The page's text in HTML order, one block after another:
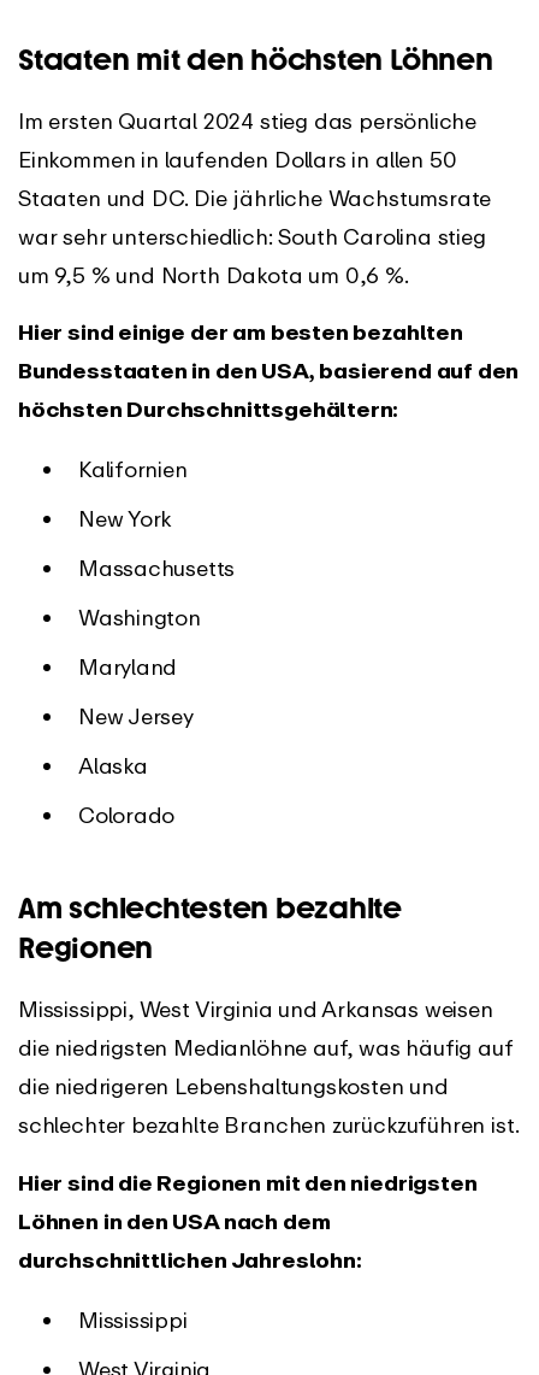
Staaten mit den höchsten Löhnen
Im ersten Quartal 2024 stieg das persönliche
Einkommen in laufenden Dollars in allen 50
Staaten und DC. Die jährliche Wachstumsrate
war sehr unterschiedlich: South Carolina stieg
um 9,5 % und North Dakota um 0,6 %.
Hier sind einige der am besten bezahlten
Bundesstaaten in den USA, basierend auf den
höchsten Durchschnittsgehältern:
Kalifornien
New York
Massachusetts
Washington
Maryland
New Jersey
Alaska
Colorado
Am schlechtesten bezahlte
Regionen
Mississippi, West Virginia und Arkansas weisen
die niedrigsten Medianlöhne auf, was häufig auf
die niedrigeren Lebenshaltungskosten und
schlechter bezahlte Branchen zurückzuführen ist.
Hier sind die Regionen mit den niedrigsten
Löhnen in den USA nach dem
durchschnittlichen Jahreslohn:
Mississippi
West Virginia